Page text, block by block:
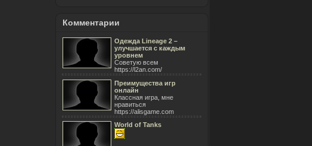
Комментарии
Одежда Lineage 2 –
улучшается с каждым
уровнем
Советую всем
https://l2an.com/
Преимущества игр
онлайн
Классная игра, мне
нравиться
https://alisgame.com
World of Tanks